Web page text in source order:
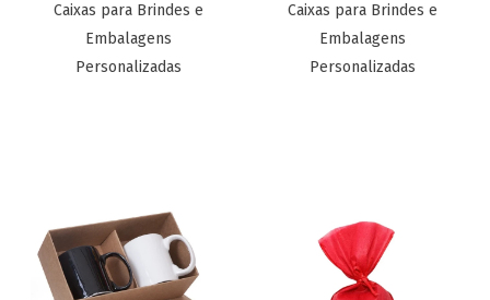
Caixas para Brindes e
Embalagens
Personalizadas
Caixas para Brindes e
Embalagens
Personalizadas